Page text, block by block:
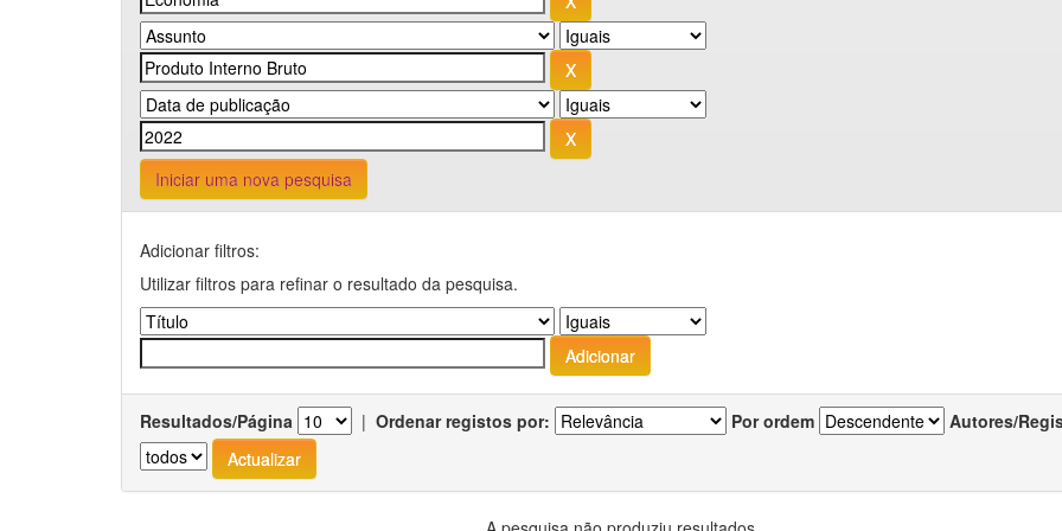
Iniciar uma nova pesquisa
Adicionar filtros:
Utilizar filtros para refinar o resultado da pesquisa.
Resultados/Página | Ordenar registos por: Por ordem Autores/